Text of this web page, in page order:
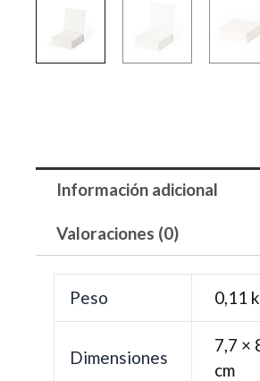
Información adicional
Valoraciones (0)
Peso 0,11
Dimensiones
7,7 ×
cm